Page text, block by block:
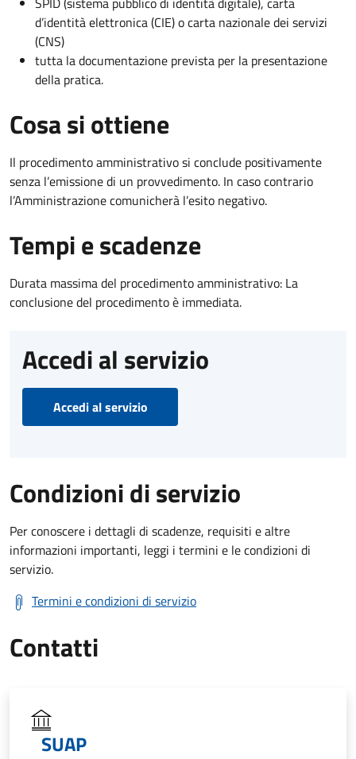
d’identità elettronica (CIE) o carta nazionale dei servizi
(CNS)
tutta la documentazione prevista per la presentazione
della pratica.
Cosa si ottiene
Il procedimento amministrativo si conclude positivamente
senza l’emissione di un provvedimento. In caso contrario
l’Amministrazione comunicherà l’esito negativo.
Tempi e scadenze
Durata massima del procedimento amministrativo: La
conclusione del procedimento è immediata.
Accedi al servizio
Accedi al servizio
Condizioni di servizio
Per conoscere i dettagli di scadenze, requisiti e altre
informazioni importanti, leggi i termini e le condizioni di
servizio.
Termini e condizioni di servizio
Contatti
SUAP